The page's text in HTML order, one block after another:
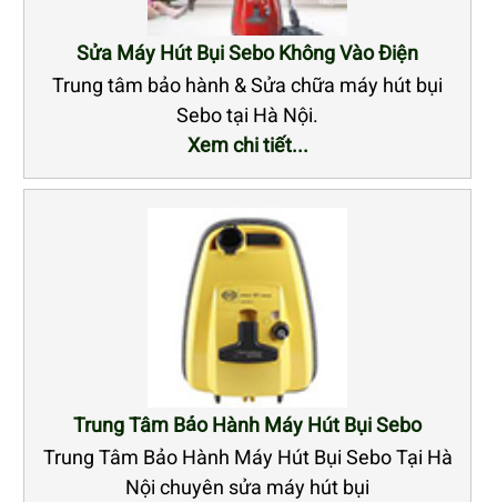
Sửa Máy Hút Bụi Sebo Không Vào Điện
Trung tâm bảo hành & Sửa chữa máy hút bụi
Sebo tại Hà Nội.
Xem chi tiết...
Trung Tâm Bảo Hành Máy Hút Bụi Sebo
Trung Tâm Bảo Hành Máy Hút Bụi Sebo Tại Hà
Nội chuyên sửa máy hút bụi